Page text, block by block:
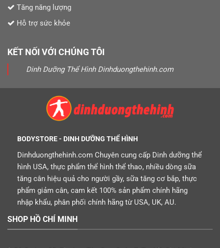
Tăng năng lượng
Hỗ trợ sức khỏe
KẾT NỐI VỚI CHÚNG TÔI
Dinh Dưỡng Thể Hình Dinhduongthehinh.com
BODYSTORE - DINH DƯỠNG THỂ HÌNH
Dinhduongthehinh.com Chuyên cung cấp Dinh dưỡng thể
hình USA, thực phẩm thể hình thể thao, nhiều dòng sữa
tăng cân hiệu quả cho người gầy, sữa tăng cơ bắp, thực
phẩm giảm cân, cam kết 100% sản phẩm chính hãng
nhập khẩu, phân phối chính hãng từ USA, UK, AU.
SHOP HỒ CHÍ MINH